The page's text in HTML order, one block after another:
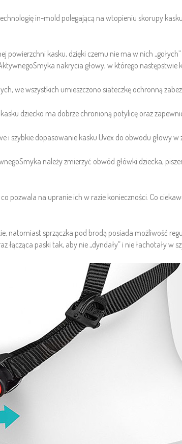
in-mold polegającą na wtopieniu skorupy
powierzchni kasku, dzięki czemu nie ma w nich
nakrycia głowy, w którego następstwie
we wszystkich umieszczono siateczkę ochronną
dziecko ma dobrze chronioną potylicę oraz
i szybkie dopasowanie kasku Uvex do obwodu głowy w
należy zmierzyć obwód główki dziecka,
pozwala na upranie ich w razie konieczności. Co
natomiast sprzączka pod brodą posiada możliwość
paski tak, aby nie „dyndały” i nie łachotały w